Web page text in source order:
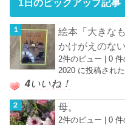
1日のピックアップ記事
絵本「大きな
かけがえのな
2件のビュー |0 件
2020 に投稿された
4いいね！
母。
2件のビュー |0 件